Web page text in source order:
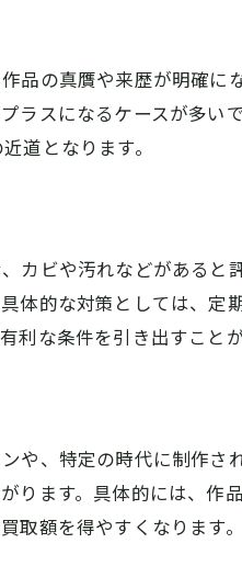
品の真贋や来歴が明確に
ラスになるケースが多い
道となります。
ビや汚れなどがあると
体的な対策としては、定
な条件を引き出すことが
や、特定の時代に制作さ
ります。具体的には、作
取額を得やすくなります。